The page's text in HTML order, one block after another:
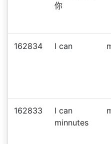
你
162834 I can
162833
I can
minnutes